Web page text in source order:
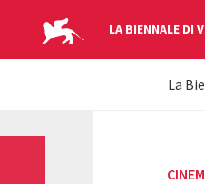
LA BIENNALE DI
La